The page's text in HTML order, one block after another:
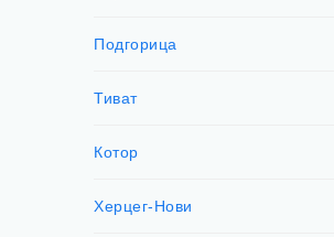
Подгорица
Тиват
Котор
Херцег-Нови